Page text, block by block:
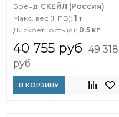
Бренд: СКЕЙЛ (Россия)
Макс. вес (НПВ): 1 т
Дискретность (d): 0,5 кг
40 755 руб 49 318
руб
В КОРЗИНУ